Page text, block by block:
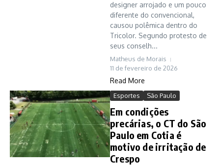
designer arrojado e um pouco
diferente do convencional,
causou polêmica dentro do
Tricolor. Segundo protesto de
seus conselh...
Matheus de Morais
11 de fevereiro de 2026
Read More
Esportes São Paulo
Em condições
precárias, o CT do São
Paulo em Cotia é
motivo de irritação de
Crespo